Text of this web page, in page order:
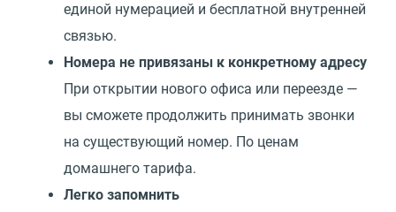
единой нумерацией и бесплатной внутренней
связью.
Номера не привязаны к конкретному адресу
При открытии нового офиса или переезде —
вы сможете продолжить принимать звонки
на существующий номер. По ценам
домашнего тарифа.
Легко запомнить